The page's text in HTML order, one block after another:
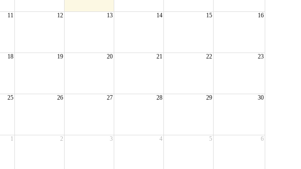
11 12 13 14 15 16
18 19 20 21 22 23
25 26 27 28 29 30
1 2 3 4 5 6